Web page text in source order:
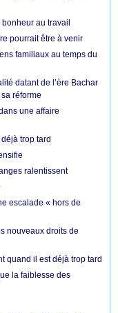
au travail
pourrait être à venir
familiaux au temps du
datant de l’ère Bachar
réforme
une affaire
trop tard
ralentissent
escalade « hors de
nouveaux droits de
quand il est déjà trop tard
la faiblesse des